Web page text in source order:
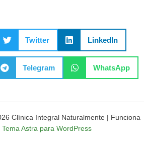
Twitter LinkedIn
Telegram WhatsApp
Clínica Integral Naturalmente | Funciona
Tema Astra para WordPress